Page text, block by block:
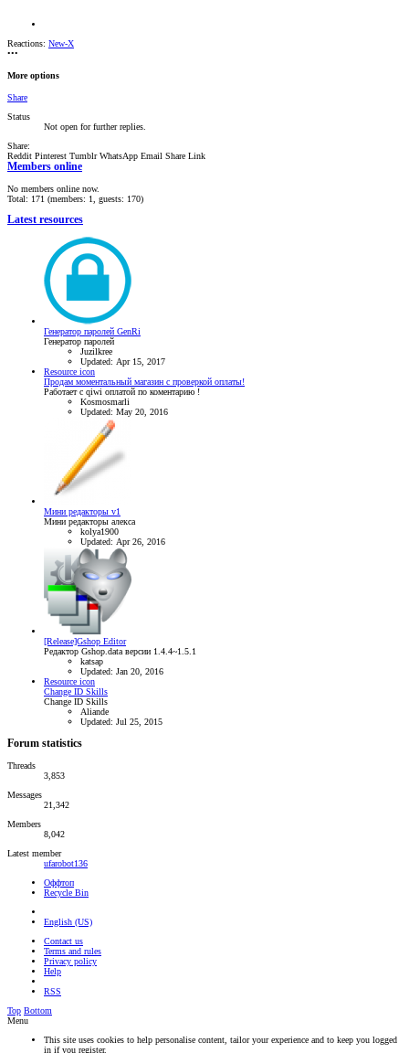
Reactions: New-X
•••
More options
Share
Status
Not open for further replies.
Share:
Reddit Pinterest Tumblr WhatsApp Email Share Link
Members online
No members online now.
Total: 171 (members: 1, guests: 170)
Latest resources
Генератор паролей GenRi
Генератор паролей
Juzilkree
Updated: Apr 15, 2017
Resource icon
Продам моментальный магазин с проверкой оплаты!
Работает с qiwi оплатой по коментарию !
Kosmosmarli
Updated: May 20, 2016
Мини редакторы v1
Мини редакторы алекса
kolya1900
Updated: Apr 26, 2016
[Release]Gshop Editor
Редактор Gshop.data версии 1.4.4~1.5.1
katsap
Updated: Jan 20, 2016
Resource icon
Change ID Skills
Change ID Skills
Aliande
Updated: Jul 25, 2015
Forum statistics
Threads
3,853
Messages
21,342
Members
8,042
Latest member
ufarobot136
Оффтоп
Recycle Bin
English (US)
Contact us
Terms and rules
Privacy policy
Help
RSS
Top Bottom
Menu
This site uses cookies to help personalise content, tailor your experience and to keep you logged
in if you register.